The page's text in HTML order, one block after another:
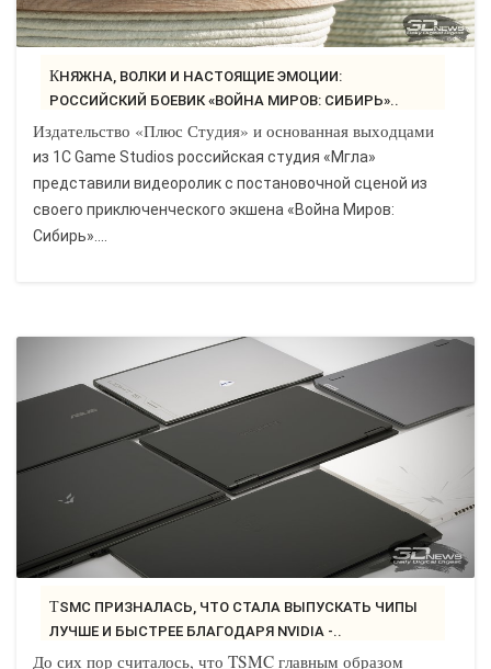
КНЯЖНА, ВОЛКИ И НАСТОЯЩИЕ ЭМОЦИИ:
РОССИЙСКИЙ БОЕВИК «ВОЙНА МИРОВ: СИБИРЬ»..
Издательство «Плюс Студия» и основанная выходцами
из 1C Game Studios российская студия «Мгла»
представили видеоролик с постановочной сценой из
своего приключенческого экшена «Война Миров:
Сибирь»....
TSMC ПРИЗНАЛАСЬ, ЧТО СТАЛА ВЫПУСКАТЬ ЧИПЫ
ЛУЧШЕ И БЫСТРЕЕ БЛАГОДАРЯ NVIDIA -..
До сих пор считалось, что TSMC главным образом